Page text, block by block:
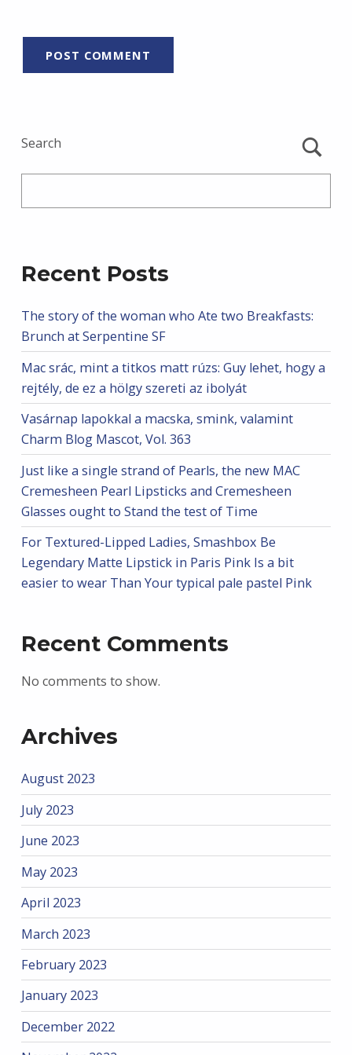
Search
Recent Posts
The story of the woman who Ate two Breakfasts:
Brunch at Serpentine SF
Mac srác, mint a titkos matt rúzs: Guy lehet, hogy a
rejtély, de ez a hölgy szereti az ibolyát
Vasárnap lapokkal a macska, smink, valamint
Charm Blog Mascot, Vol. 363
Just like a single strand of Pearls, the new MAC
Cremesheen Pearl Lipsticks and Cremesheen
Glasses ought to Stand the test of Time
For Textured-Lipped Ladies, Smashbox Be
Legendary Matte Lipstick in Paris Pink Is a bit
easier to wear Than Your typical pale pastel Pink
Recent Comments
No comments to show.
Archives
August 2023
July 2023
June 2023
May 2023
April 2023
March 2023
February 2023
January 2023
December 2022